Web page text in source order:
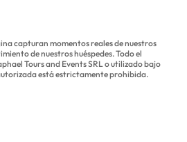
capturan momentos reales de nuestros
de nuestros huéspedes. Todo el
Tours and Events SRL o utilizado bajo
está estrictamente prohibida.